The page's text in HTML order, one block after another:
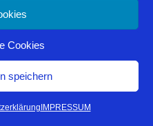
Cookies
speichern
IMPRESSUM